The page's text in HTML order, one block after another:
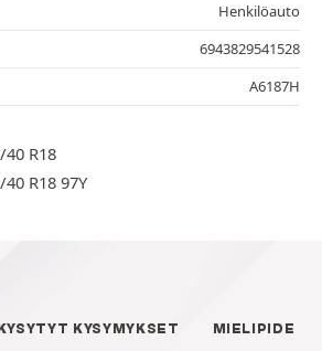
Henkilöauto
6943829541528
A6187H
R18
R18 97Y
KYSYMYKSET MIELIPIDE